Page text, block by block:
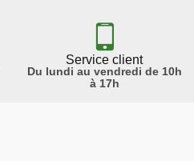
Service client
Du lundi au vendredi de 10h
à 17h